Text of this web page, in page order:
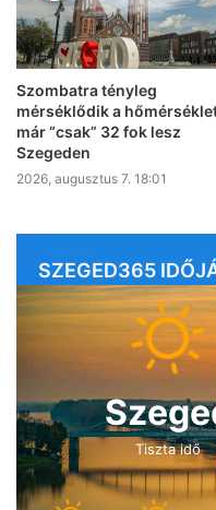
Szombatra tényleg
mérséklődik a
már “csak” 32 fok lesz
Szegeden
2026, augusztus 7. 18:01
SZEGED365
Tiszta idő